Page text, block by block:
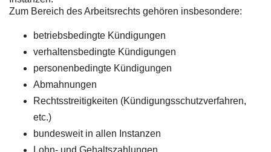
Zum Bereich des Arbeitsrechts gehören insbesondere:
betriebsbedingte Kündigungen
verhaltensbedingte Kündigungen
personenbedingte Kündigungen
Abmahnungen
Rechtsstreitigkeiten (Kündigungsschutzverfahren,
etc.)
bundesweit in allen Instanzen
Lohn- und Gehaltszahlungen